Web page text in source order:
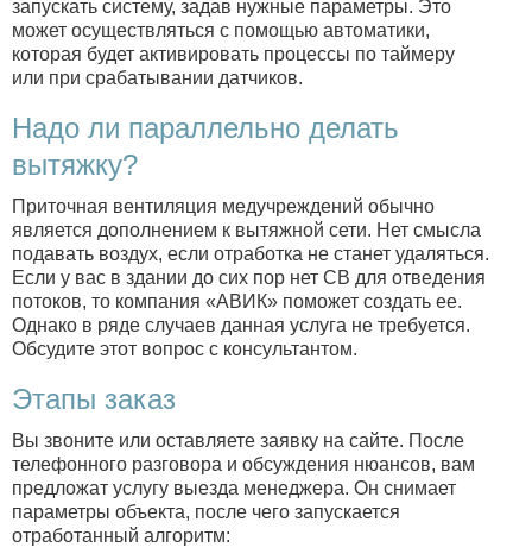
запускать систему, задав нужные параметры. Это
может осуществляться с помощью автоматики,
которая будет активировать процессы по таймеру
или при срабатывании датчиков.
Надо ли параллельно делать
вытяжку?
Приточная вентиляция медучреждений обычно
является дополнением к вытяжной сети. Нет смысла
подавать воздух, если отработка не станет удаляться.
Если у вас в здании до сих пор нет СВ для отведения
потоков, то компания «АВИК» поможет создать ее.
Однако в ряде случаев данная услуга не требуется.
Обсудите этот вопрос с консультантом.
Этапы заказ
Вы звоните или оставляете заявку на сайте. После
телефонного разговора и обсуждения нюансов, вам
предложат услугу выезда менеджера. Он снимает
параметры объекта, после чего запускается
отработанный алгоритм: